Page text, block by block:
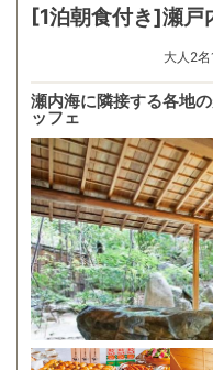
[1泊朝食付き]瀬戸
大人 2名
瀬内海に隣接する各地
ッフェ